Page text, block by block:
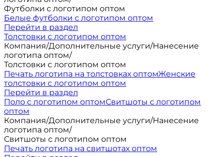
Футболки с логотипом оптом
Белые футболки с логотипом оптом
Перейти в раздел
Толстовки с логотипом оптом
Компания/Дополнительные услуги/Нанесение
логотипа оптом/
Толстовки с логотипом оптом
Печать логотипа на толстовках оптомЖенские
толстовки с логотипом оптом
Перейти в раздел
Поло с логотипом оптомСвитшоты с логотипом
оптом
Компания/Дополнительные услуги/Нанесение
логотипа оптом/
Свитшоты с логотипом оптом
Печать логотипа на свитшотах оптом